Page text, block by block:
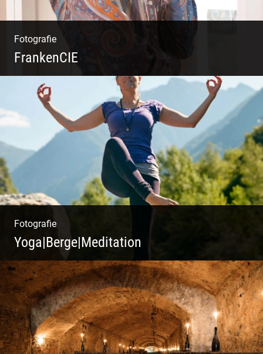
Fotografie
FrankenCIE
Fotografie
Yoga|Berge|Meditation
Freiheit genießen | Körper, Geist und Energie
| Ruhe und Entspannung | Bewusstsein für
Natur